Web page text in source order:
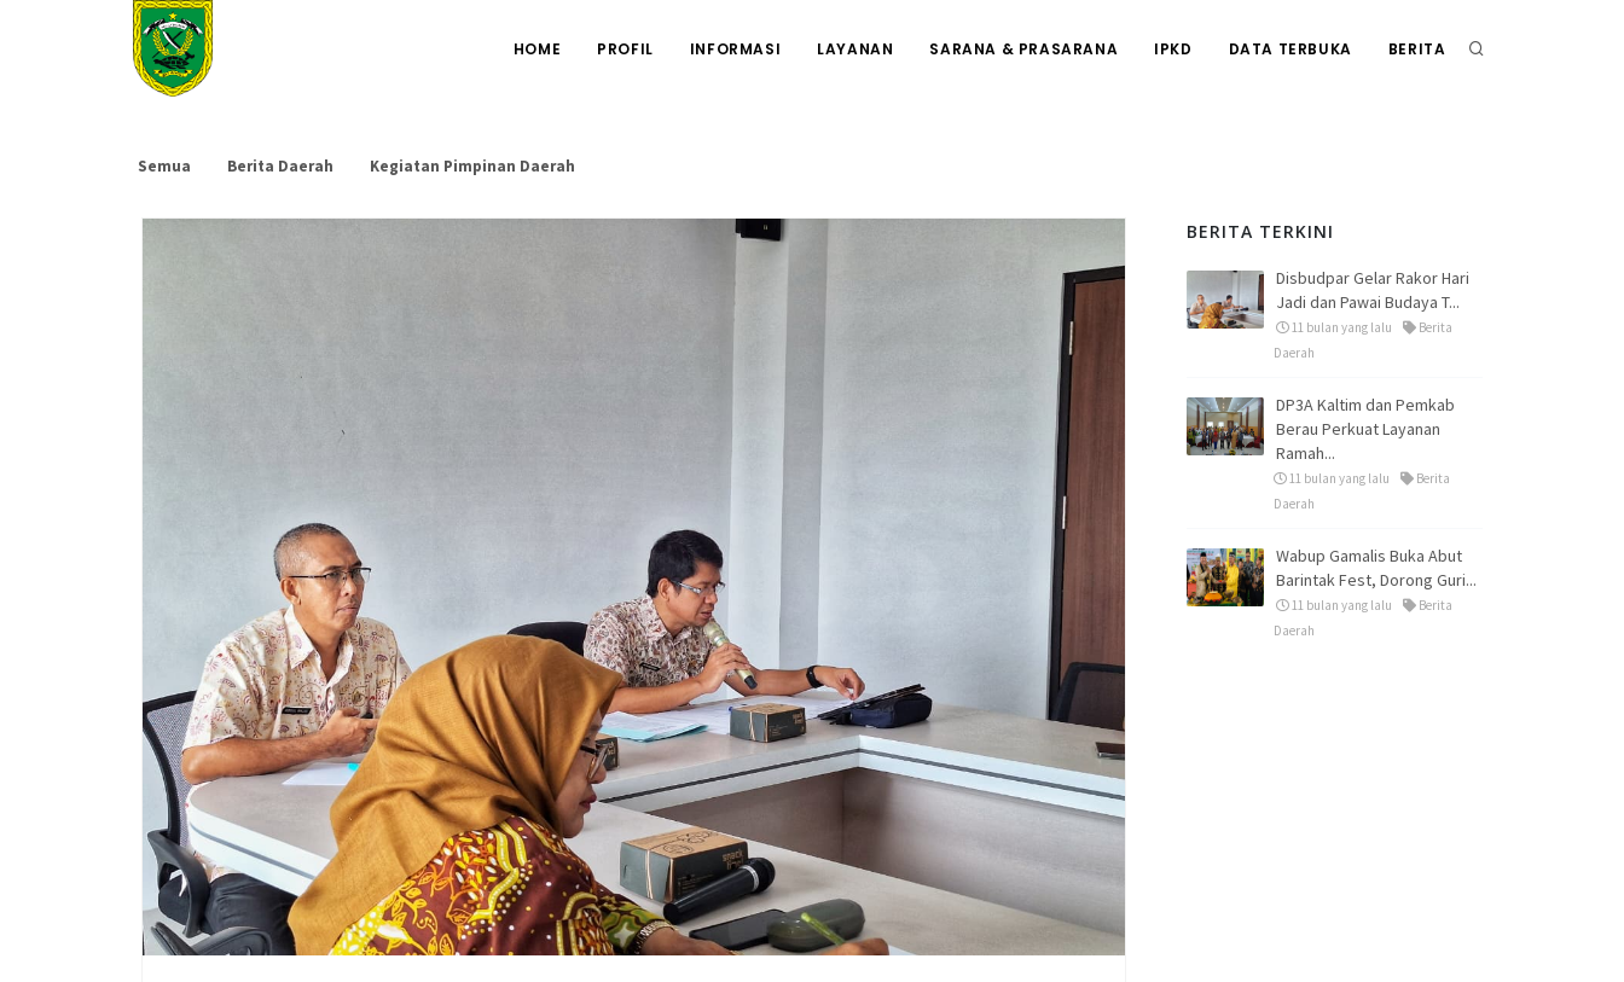
HOME PROFIL INFORMASI LAYANAN SARANA & PRASARANA IPKD DATA TERBUKA BERITA
Semua Berita Daerah Kegiatan Pimpinan Daerah
BERITA TERKINI
Disbudpar Gelar Rakor Hari
Jadi dan Pawai Budaya T...
11 bulan yang lalu
Berita
Daerah
DP3A Kaltim dan Pemkab
Berau Perkuat Layanan
Ramah...
11 bulan yang lalu
Berita
Daerah
Wabup Gamalis Buka Abut
Barintak Fest, Dorong Guri...
11 bulan yang lalu
Berita
Daerah